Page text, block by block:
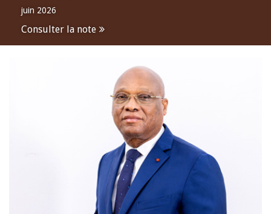
juin 2026
Consulter la note